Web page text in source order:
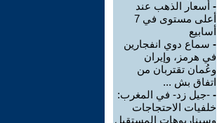
- أسعار الذهب عند
أعلى مستوى في 7
أسابيع
- سماع دوي انفجارين
في هرمز، وإيران
وعُمان تقتربان من
اتفاق بش ...
- -جيل زد- في المغرب:
خلفيات الاحتجاجات
وسيناريوهات المستقبل